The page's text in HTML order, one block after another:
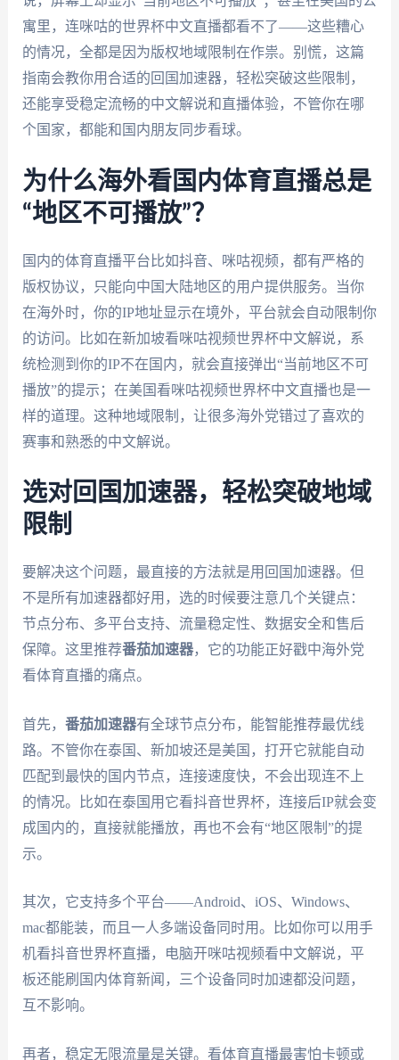
寓里，连咪咕的世界杯中文直播都看不了——这些糟心
的情况，全都是因为版权地域限制在作祟。别慌，这篇
指南会教你用合适的回国加速器，轻松突破这些限制，
还能享受稳定流畅的中文解说和直播体验，不管你在哪
个国家，都能和国内朋友同步看球。
为什么海外看国内体育直播总是
“地区不可播放”？
国内的体育直播平台比如抖音、咪咕视频，都有严格的
版权协议，只能向中国大陆地区的用户提供服务。当你
在海外时，你的IP地址显示在境外，平台就会自动限制你
的访问。比如在新加坡看咪咕视频世界杯中文解说，系
统检测到你的IP不在国内，就会直接弹出“当前地区不可
播放”的提示；在美国看咪咕视频世界杯中文直播也是一
样的道理。这种地域限制，让很多海外党错过了喜欢的
赛事和熟悉的中文解说。
选对回国加速器，轻松突破地域
限制
要解决这个问题，最直接的方法就是用回国加速器。但
不是所有加速器都好用，选的时候要注意几个关键点：
节点分布、多平台支持、流量稳定性、数据安全和售后
保障。这里推荐番茄加速器，它的功能正好戳中海外党
看体育直播的痛点。
首先， 番茄加速器有全球节点分布，能智能推荐最优线
路。不管你在泰国、新加坡还是美国，打开它就能自动
匹配到最快的国内节点，连接速度快，不会出现连不上
的情况。比如在泰国用它看抖音世界杯，连接后IP就会变
成国内的，直接就能播放，再也不会有“地区限制”的提
示。
其次，它支持多个平台——Android、iOS、Windows、
mac都能装，而且一人多端设备同时用。比如你可以用手
机看抖音世界杯直播，电脑开咪咕视频看中文解说，平
板还能刷国内体育新闻，三个设备同时加速都没问题，
互不影响。
再者，稳定无限流量是关键。看体育直播最害怕卡顿或